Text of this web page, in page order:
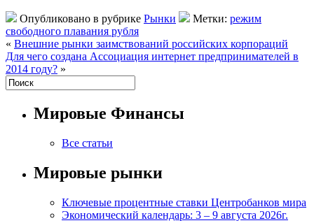
Опубликовано в рубрике Рынки Метки: режим
свободного плавания рубля
« Внешние рынки заимствований российских корпораций
Для чего создана Ассоциация интернет предпринимателей в
2014 году? »
Мировые Финансы
Все статьи
Мировые рынки
Ключевые процентные ставки Центробанков мира
Экономический календарь: 3 – 9 августа 2026г.